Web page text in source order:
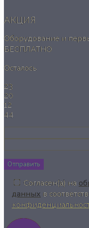
АКЦИЯ
Оборудование и
БЕСПЛАТНО
Осталось
23
20
12
43
Отправить
Согласен(а) на
данных в